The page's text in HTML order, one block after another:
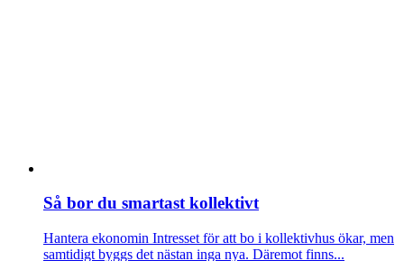
Så bor du smartast kollektivt
Hantera ekonomin Intresset för att bo i kollektivhus ökar, men
samtidigt byggs det nästan inga nya. Däremot finns...